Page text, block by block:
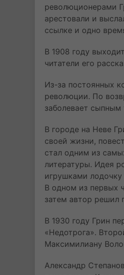
революционерами
арестовали и
ссылке и одно
В 1908 году
читатели его
Из-за постоянных
революции. По
заболевает
В городе на Неве
своей жизни,
стал одним из
литературы. Идея
игрушками лодочку
В одном из первых
затем автор решил
В 1930 году Грин
«Недотрога».
Максимилиану
Александр